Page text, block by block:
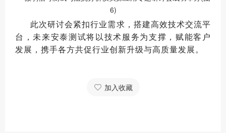
此次研讨会紧扣行业需求，搭建高效技术交流平
台，未来安泰测试将以技术服务为支撑，赋能客户
发展，携手各方共促行业创新升级与高质量发展。
加入收藏